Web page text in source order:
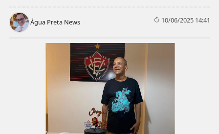
Água Preta News 10/06/2025 14:41